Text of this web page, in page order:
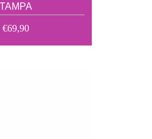
ΤΑΜPA
€69,90